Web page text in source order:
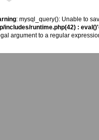
: mysql_query(): Unable to
includes/runtime.php(42) :
argument to a regular